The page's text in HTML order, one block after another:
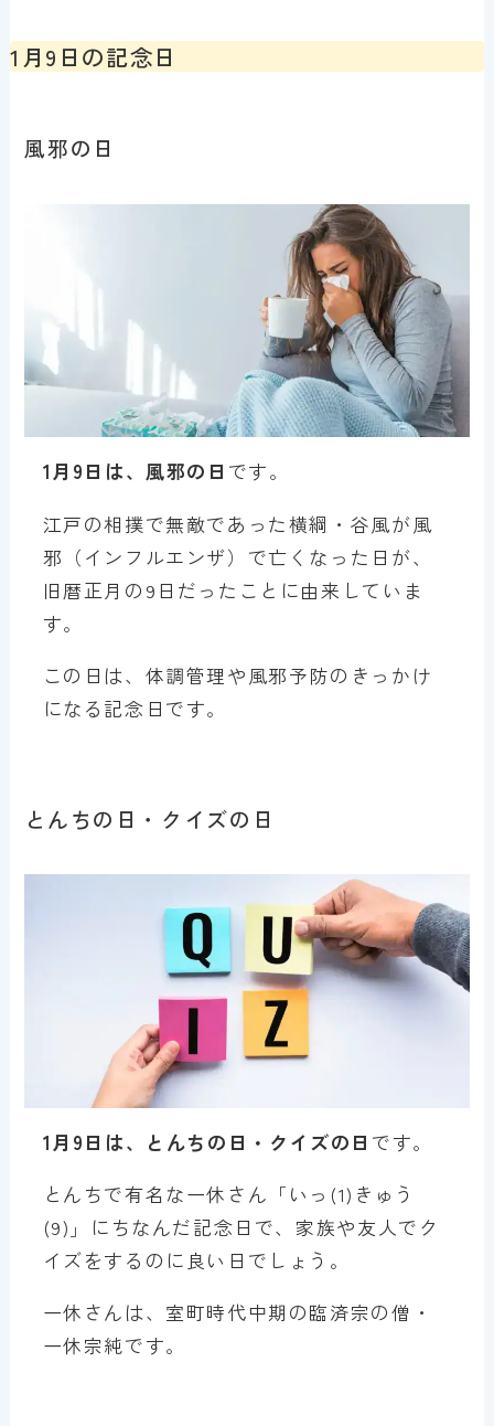
1月9日の記念日
風邪の日
1月9日は、風邪の日 です。
江戸の相撲で無敵であった横綱・谷風が風
邪（インフルエンザ）で亡くなった日が、
旧暦正月の9日だったことに由来していま
す。
この日は、体調管理や風邪予防のきっかけ
になる記念日です。
とんちの日・クイズの日
1月9日は、とんちの日・クイズの日 です。
とんちで有名な一休さん「いっ(1)きゅう
(9)」にちなんだ記念日で、家族や友人でク
イズをするのに良い日でしょう。
一休さんは、室町時代中期の臨済宗の僧・
一休宗純です。